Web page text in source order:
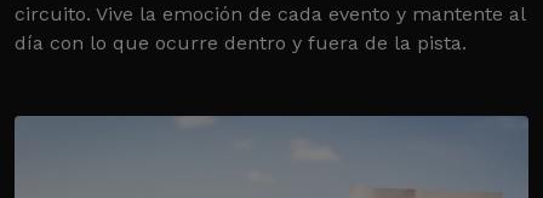
circuito. Vive la emoción de cada evento y mantente al
día con lo que ocurre dentro y fuera de la pista.